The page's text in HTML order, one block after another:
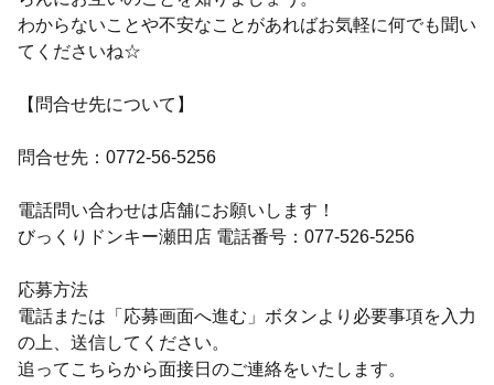
わからないことや不安なことがあればお気軽に何でも聞い
てくださいね☆
【問合せ先について】
問合せ先：0772-56-5256
電話問い合わせは店舗にお願いします！
びっくりドンキー瀬田店 電話番号：077-526-5256
応募方法
電話または「応募画面へ進む」ボタンより必要事項を入力
の上、送信してください。
追ってこちらから面接日のご連絡をいたします。